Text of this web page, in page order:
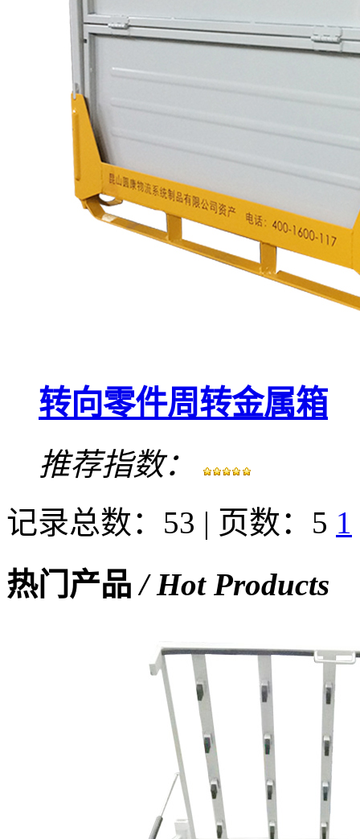
转向零件周转金属箱
推荐指数：
记录总数：53 | 页数：5 1
热门产品/ Hot Products